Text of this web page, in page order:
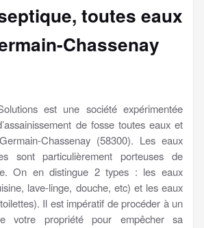
toutes eaux
Chassenay
est une société expérimentée
de fosse toutes eaux et
Chassenay (58300). Les eaux
sont particulièrement porteuses de
On en distingue 2 types : les eaux
lave-linge, douche, etc) et les eaux
Il est impératif de procéder à un
votre propriété pour empêcher sa